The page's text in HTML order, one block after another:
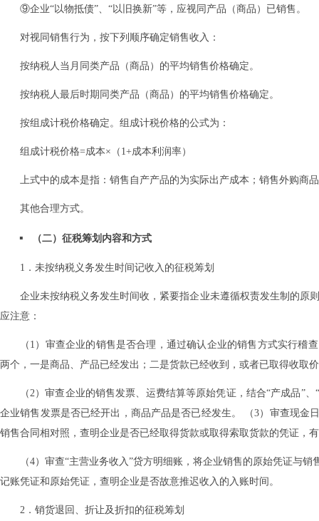
⑨企业“以物抵债”、“以旧换新”等，应视同产品（商品）已销售。
对视同销售行为，按下列顺序确定销售收入：
按纳税人当月同类产品（商品）的平均销售价格确定。
按纳税人最后时期同类产品（商品）的平均销售价格确定。
按组成计税价格确定。组成计税价格的公式为：
组成计税价格=成本×（1+成本利润率）
上式中的成本是指：销售自产产品的为实际出产成本；销售外购
其他合理方式。
（二）征税筹划内容和方式
1．未按纳税义务发生时间记收入的征税筹划
企业未按纳税义务发生时间收，紧要指企业未遵循权责发生制的原
应注意：
（1）审查企业的销售是否合理，通过确认企业的销售方式实行
两个，一是商品、产品已经发出；二是货款已经收到，或者已取得收取
（2）审查企业的销售发票、运费结算等原始凭证，结合“产成品”
企业销售发票是否已经开出，商品产品是否已经发生。 （3）审查现
销售合同相对照，查明企业是否已经取得货款或取得索取货款的凭证，
（4）审查“主营业务收入”贷方明细账，将企业销售的原始凭证与
记账凭证和原始凭证，查明企业是否故意推迟收入的入账时间。
2．销货退回、折让及折扣的征税筹划